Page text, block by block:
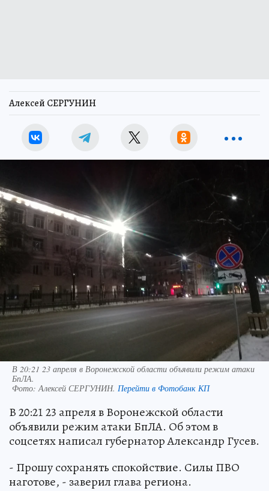
Алексей СЕРГУНИН
В 20:21 23 апреля в Воронежской области объявили режим атаки
БпЛА.
Фото:Алексей СЕРГУНИН. Перейти в Фотобанк КП
В 20:21 23 апреля в Воронежской области
объявили режим атаки БпЛА. Об этом в
соцсетях написал губернатор Александр Гусев.
- Прошу сохранять спокойствие. Силы ПВО
наготове, - заверил глава региона.